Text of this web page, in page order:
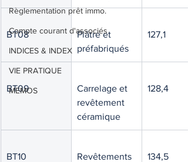
Règlementation prêt immo.
Compte courant d'associés
INDICES & INDEX
VIE PRATIQUE
MEMOS
BT08
Plâtre et
préfabriqués
127,1
BT09
Carrelage et
revêtement
céramique
128,4
BT10
Revêtements
134,5